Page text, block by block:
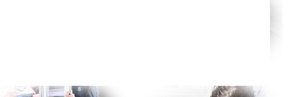
Chambéry